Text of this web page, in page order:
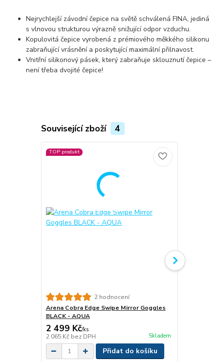
Nejrychlejší závodní čepice na světě schválená FINA, jediná
s vlnovou strukturou výrazně snižující odpor vzduchu.
Kopulovitá čepice vyrobená z prémiového měkkého silikonu
zabraňující vrásnění a poskytující maximální přilnavost.
Vnitřní silikonový pásek, který zabraňuje sklouznutí čepice –
není třeba dvojité čepice!
Související zboží 4
TOP produkt
2 hodnocení
Arena Cobra Edge Swipe Mirror Goggles
BLACK - AQUA
2 499 Kč/ks
2 065 Kč bez DPH Skladem
Přidat do košíku